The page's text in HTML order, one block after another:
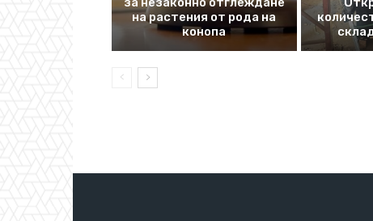
на растения от рода на
конопа